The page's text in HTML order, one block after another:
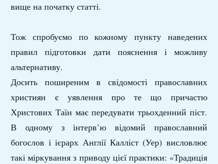
вище на початку статті.
Тож спробуємо по кожному пункту наведених
правил підготовки дати пояснення і можливу
альтернативу.
Досить поширеним в свідомості православних
християн є уявлення про те що причастю
Христових Таїн має передувати трьохденний піст.
В одному з інтерв’ю відомий православний
богослов і ієрарх Англії Калліст (Уер) висловлює
такі міркування з приводу цієї практики: «Традиція